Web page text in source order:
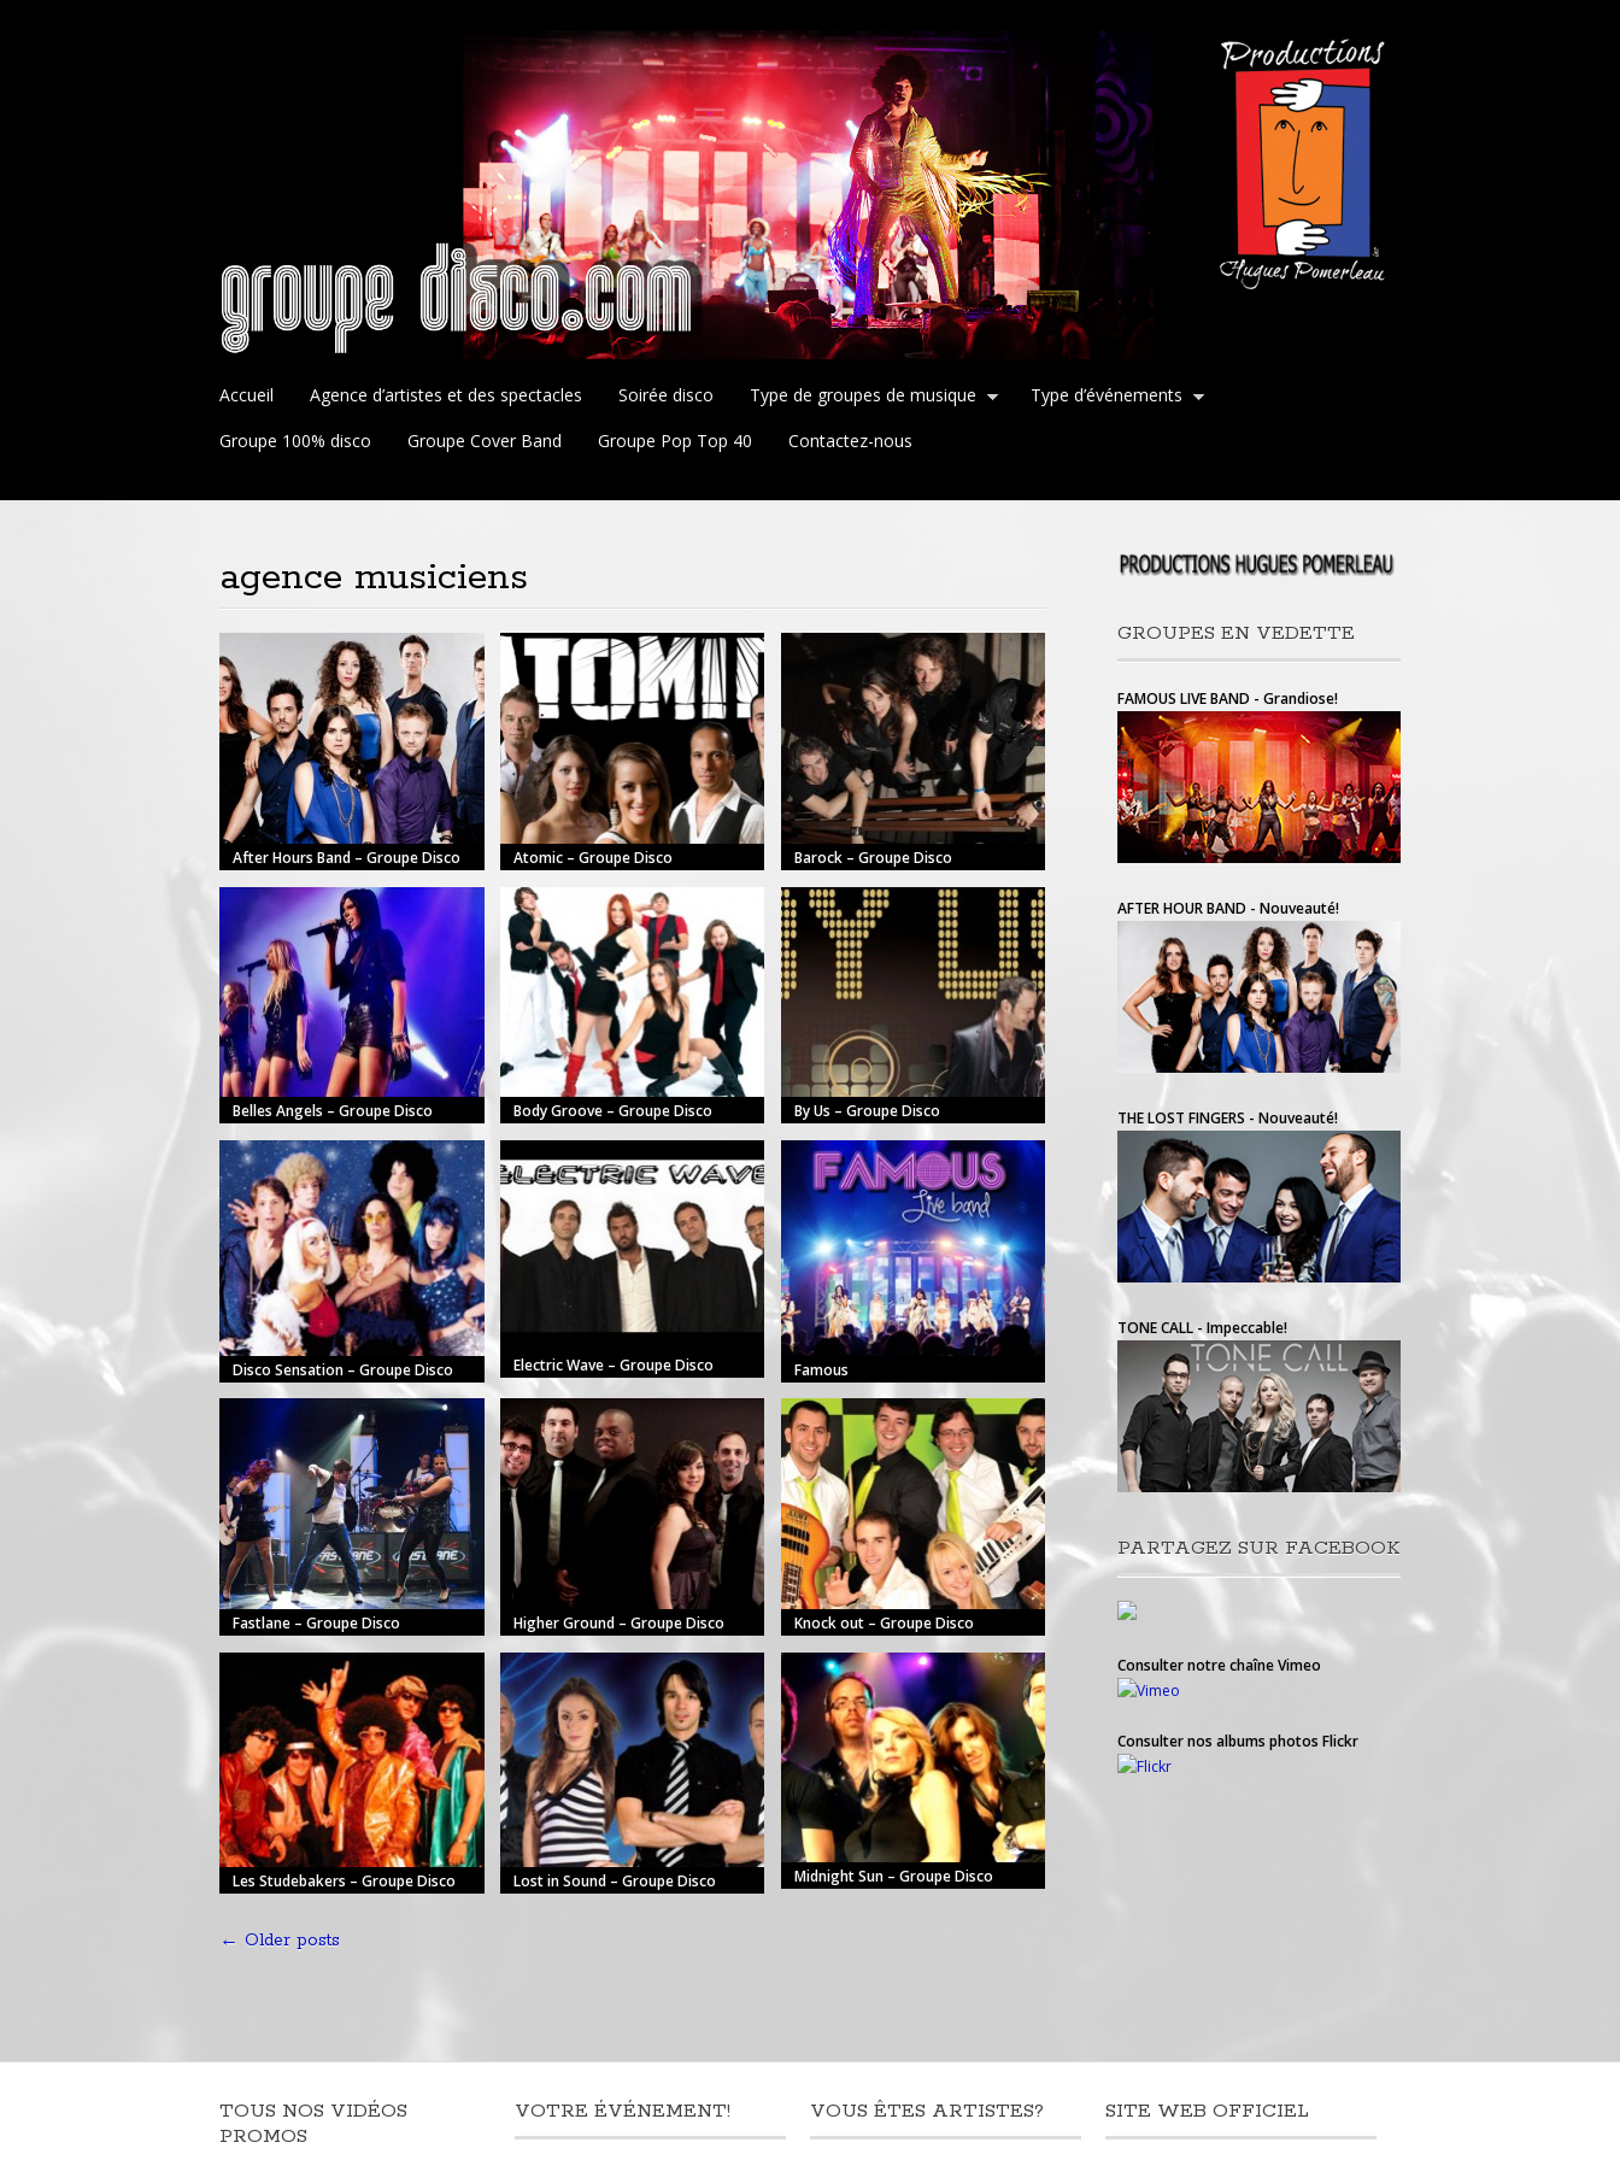
Accueil Agence d’artistes et des spectacles Soirée disco Type de groupes de musique
Type d’événements
Groupe 100% disco
Groupe Cover Band Groupe Pop Top 40 Contactez-nous
agence musiciens
After Hours Band – Groupe Disco Atomic – Groupe Disco Barock – Groupe Disco
Belles Angels – Groupe Disco Body Groove – Groupe Disco By Us – Groupe Disco
Disco Sensation – Groupe Disco Electric Wave – Groupe Disco Famous
Fastlane – Groupe Disco Higher Ground – Groupe Disco Knock out – Groupe Disco
Les Studebakers – Groupe Disco Lost in Sound – Groupe Disco Midnight Sun – Groupe Disco
← Older posts
GROUPES EN VEDETTE
FAMOUS LIVE BAND - Grandiose!
AFTER HOUR BAND - Nouveauté!
THE LOST FINGERS - Nouveauté!
TONE CALL - Impeccable!
PARTAGEZ SUR FACEBOOK
Consulter notre chaîne Vimeo
Consulter nos albums photos Flickr
TOUS NOS VIDÉOS
PROMOS
VOTRE ÉVÉNEMENT! VOUS ÊTES ARTISTES? SITE WEB OFFICIEL